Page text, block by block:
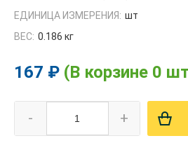
ЕДИНИЦА ИЗМЕРЕНИЯ: шт
ВЕС: 0.186 кг
167 ₽ (В корзине 0
- +